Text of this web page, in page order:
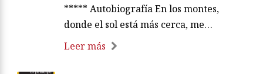
***** Autobiografía En los montes,
donde el sol está más cerca, me…
Leer más